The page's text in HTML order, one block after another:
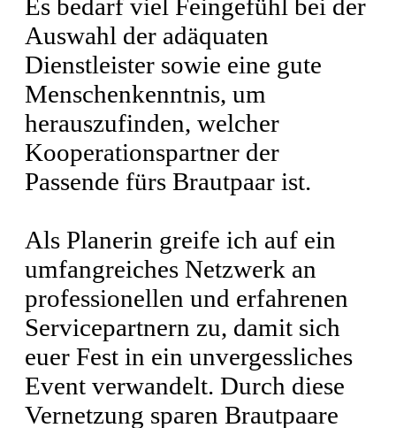
Es bedarf viel Feingefühl bei der
Auswahl der adäquaten
Dienstleister sowie eine gute
Menschenkenntnis, um
herauszufinden, welcher
Kooperationspartner der
Passende fürs Brautpaar ist.
Als Planerin greife ich auf ein
umfangreiches Netzwerk an
professionellen und erfahrenen
Servicepartnern zu, damit sich
euer Fest in ein unvergessliches
Event verwandelt. Durch diese
Vernetzung sparen Brautpaare